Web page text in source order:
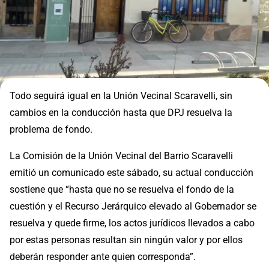
Todo seguirá igual en la Unión Vecinal Scaravelli, sin
cambios en la conducción hasta que DPJ resuelva la
problema de fondo.
La Comisión de la Unión Vecinal del Barrio Scaravelli
emitió un comunicado este sábado, su actual conducción
sostiene que “hasta que no se resuelva el fondo de la
cuestión y el Recurso Jerárquico elevado al Gobernador se
resuelva y quede firme, los actos jurídicos llevados a cabo
por estas personas resultan sin ningún valor y por ellos
deberán responder ante quien corresponda”.